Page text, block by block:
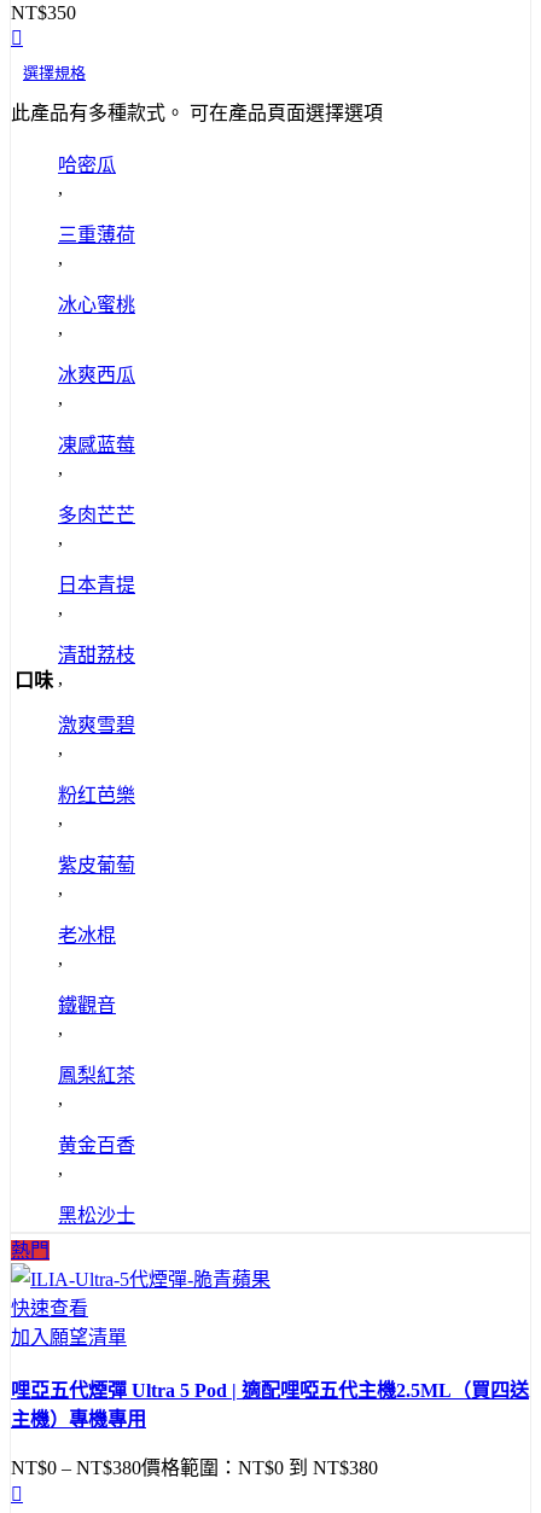
NT$350
選擇規格
此產品有多種款式。 可在產品頁面選擇選項
口味
哈密瓜
,
三重薄荷
,
冰心蜜桃
,
冰爽西瓜
,
凍感蓝莓
,
多肉芒芒
,
日本青提
,
清甜荔枝
,
激爽雪碧
,
粉红芭樂
,
紫皮葡萄
,
老冰棍
,
鐵觀音
,
鳳梨紅茶
,
黄金百香
,
黑松沙士
熱門
快速查看
加入願望清單
哩亞五代煙彈 Ultra 5 Pod | 適配哩啞五代主機2.5ML（買四送
主機）專機專用
NT$0 – NT$380價格範圍：NT$0 到 NT$380